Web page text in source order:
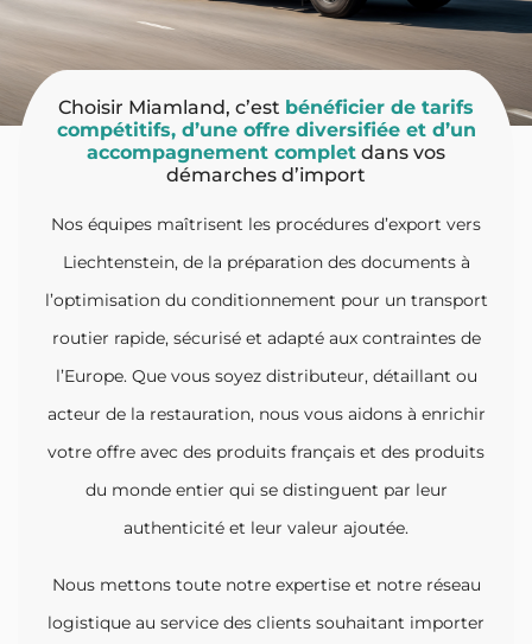
Choisir Miamland, c’est bénéficier de tarifs
compétitifs, d’une offre diversifiée et d’un
accompagnement complet dans vos
démarches d’import
Nos équipes maîtrisent les procédures d’export vers
Liechtenstein, de la préparation des documents à
l’optimisation du conditionnement pour un transport
routier rapide, sécurisé et adapté aux contraintes de
l’Europe. Que vous soyez distributeur, détaillant ou
acteur de la restauration, nous vous aidons à enrichir
votre offre avec des produits français et des produits
du monde entier qui se distinguent par leur
authenticité et leur valeur ajoutée.
Nous mettons toute notre expertise et notre réseau
logistique au service des clients souhaitant importer